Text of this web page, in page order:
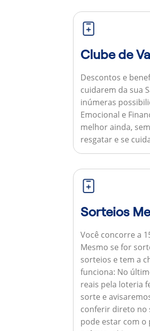
Clube de
Descontos e
cuidarem da sua
inúmeras
Emocional e
melhor ainda,
resgatar e se
Sorteios
Você concorre a
Mesmo se for
sorteios e tem a
funciona: No
reais pela loteria
sorte e
conferir direto no
pode estar com o